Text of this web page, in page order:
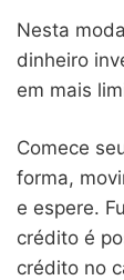
Nesta
dinheiro
em mais
Comece
forma,
e espere.
crédito é
crédito no